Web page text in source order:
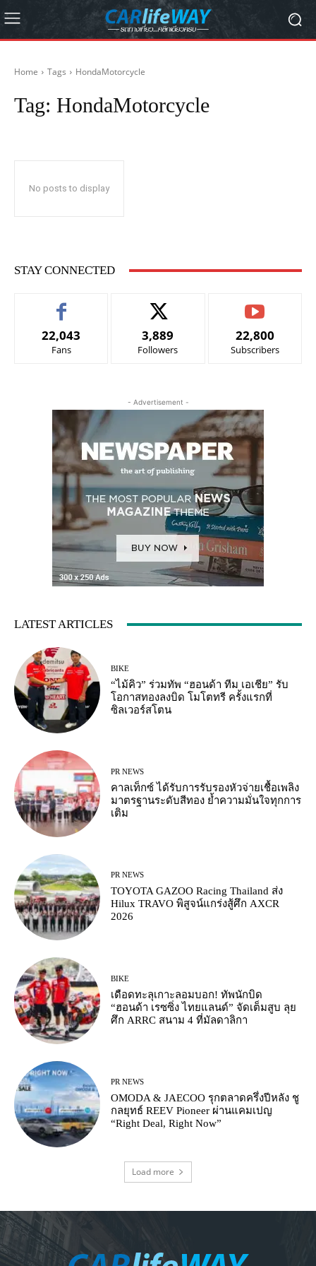
Home Tags HondaMotorcycle
Tag: HondaMotorcycle
No posts to display
STAY CONNECTED
22,043
Fans
3,889
Followers
22,800
Subscribers
- Advertisement -
LATEST ARTICLES
BIKE
“ไม้คิว” ร่วมทัพ “ฮอนด้า ทีม เอเชีย” รับ
โอกาสทองลงบิด โมโตทรี ครั้งแรกที่
ซิลเวอร์สโตน
PR NEWS
คาลเท็กซ์ ได้รับการรับรองหัวจ่ายเชื้อเพลิง
มาตรฐานระดับสีทอง ย้ำความมั่นใจทุกการ
เติม
PR NEWS
TOYOTA GAZOO Racing Thailand ส่ง
Hilux TRAVO พิสูจน์แกร่งสู้ศึก AXCR
2026
BIKE
เดือดทะลุเกาะลอมบอก! ทัพนักบิด
“ฮอนด้า เรซซิ่ง ไทยแลนด์” จัดเต็มสูบ ลุย
ศึก ARRC สนาม 4 ที่มัลดาลิกา
PR NEWS
OMODA & JAECOO รุกตลาดครึ่งปีหลัง ชู
กลยุทธ์ REEV Pioneer ผ่านแคมเปญ
“Right Deal, Right Now”
Load more